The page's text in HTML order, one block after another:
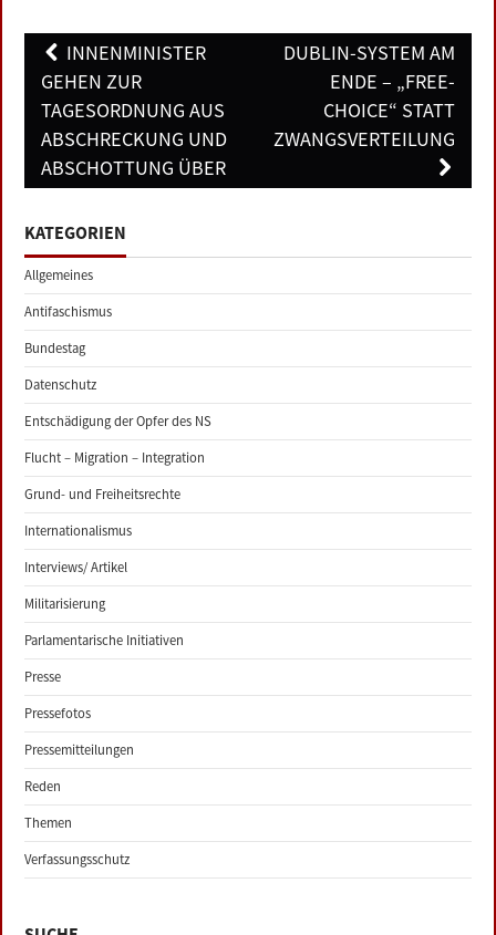
Post
navigation
INNENMINISTER
GEHEN ZUR
TAGESORDNUNG AUS
ABSCHRECKUNG UND
ABSCHOTTUNG ÜBER
DUBLIN-SYSTEM AM
ENDE – „FREE-
CHOICE“ STATT
ZWANGSVERTEILUNG
KATEGORIEN
Allgemeines
Antifaschismus
Bundestag
Datenschutz
Entschädigung der Opfer des NS
Flucht – Migration – Integration
Grund- und Freiheitsrechte
Internationalismus
Interviews/ Artikel
Militarisierung
Parlamentarische Initiativen
Presse
Pressefotos
Pressemitteilungen
Reden
Themen
Verfassungsschutz